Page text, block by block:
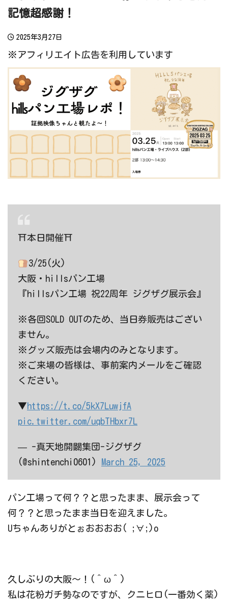
記憶超感謝！
2025年3月27日
※アフィリエイト広告を利用しています
⛩本日開催⛩
3/25(火)
大阪・hillsパン工場
『hillsパン工場 祝22周年 ジグザグ展示会』
※各回SOLD OUTのため、当日券販売はござい
ません。
※グッズ販売は会場内のみとなります。
※ご来場の皆様は、事前案内メールをご確認
ください。
▼https://t.co/5kX7LuwjfA
pic.twitter.com/uqbTHbxr7L
— -真天地開闢集団-ジグザグ
(@shintenchi0601) March 25, 2025
パン工場って何？？と思ったまま、展示会って
何？？と思ったまま当日を迎えました。
Uちゃんありがとぉおおおお( ;∀;)o
久しぶりの大阪～！(＾ω＾)
私は花粉ガチ勢なのですが、クニヒロ(一番効く薬)